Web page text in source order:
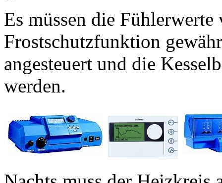
Es müssen die
Frostschutzfunktion
angesteuert und die
werden.